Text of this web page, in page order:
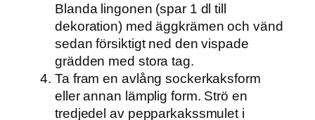
Blanda lingonen (spar 1 dl till
dekoration) med äggkrämen och vänd
sedan försiktigt ned den vispade
grädden med stora tag.
Ta fram en avlång sockerkaksform
eller annan lämplig form. Strö en
tredjedel av pepparkakssmulet i